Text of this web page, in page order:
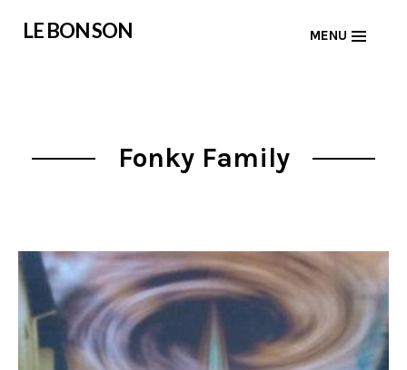
LE BON SON MENU
Fonky Family